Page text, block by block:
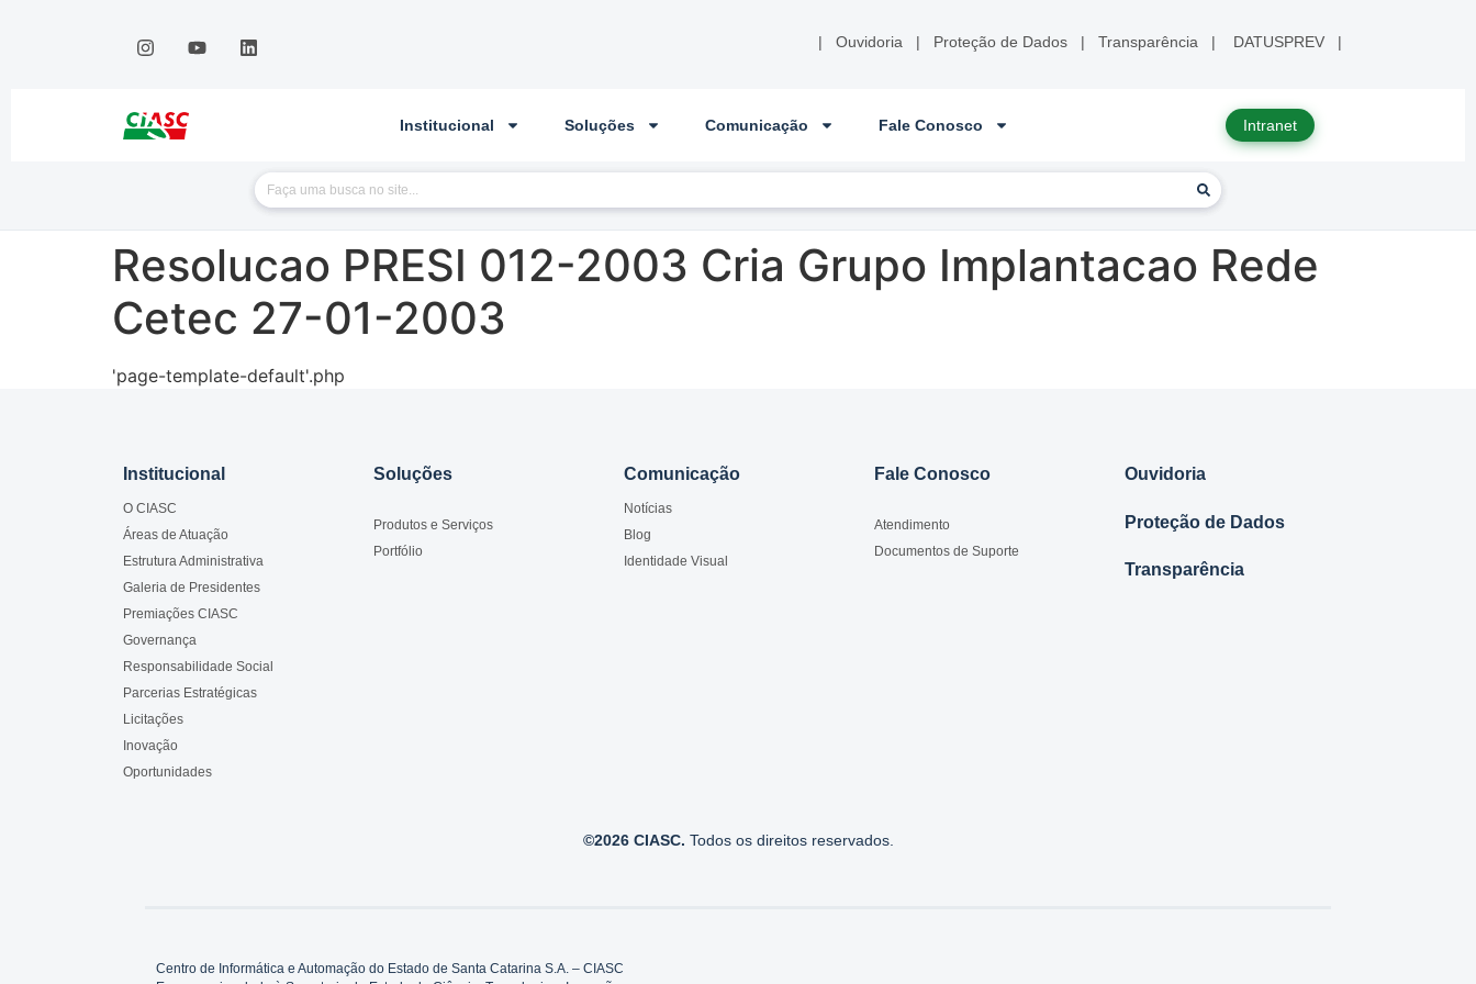
| Ouvidoria | Proteção de Dados | Transparência | DATUSPREV |
Institucional Soluções Comunicação Fale Conosco Intranet
Resolucao PRESI 012-2003 Cria Grupo Implantacao Rede
Cetec 27-01-2003
'page-template-default'.php
Institucional
O CIASC
Áreas de Atuação
Estrutura Administrativa
Galeria de Presidentes
Premiações CIASC
Governança
Responsabilidade Social
Parcerias Estratégicas
Licitações
Inovação
Oportunidades
Soluções
Produtos e Serviços
Portfólio
Comunicação
Notícias
Blog
Identidade Visual
Fale Conosco
Atendimento
Documentos de Suporte
Ouvidoria
Proteção de Dados
Transparência
©2026 CIASC. Todos os direitos reservados.
Centro de Informática e Automação do Estado de Santa Catarina S.A. – CIASC